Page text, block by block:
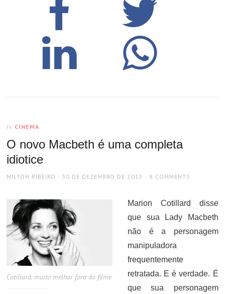
In CINEMA
O novo Macbeth é uma completa
idiotice
AUTHOR
MILTON RIBEIRO
POSTED
30 DE DEZEMBRO DE 2015 8 COMMENTS
Cotillard, muito melhor fora do filme
Marion Cotillard disse
que sua Lady Macbeth
não é a personagem
manipuladora
frequentemente
retratada. E é verdade. É
que sua personagem